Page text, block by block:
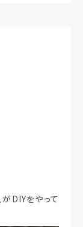
DIYをやって